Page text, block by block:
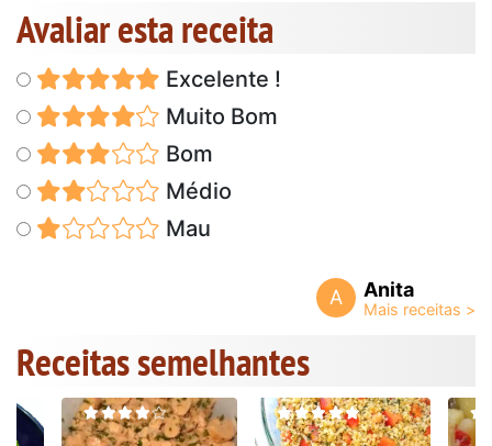
Avaliar esta receita
Excelente !
Muito Bom
Bom
Médio
Mau
A Anita
Receitas semelhantes